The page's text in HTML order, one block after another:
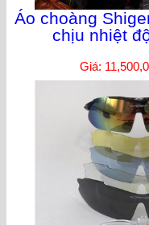
Áo choàng
chịu nhiệt
Giá: